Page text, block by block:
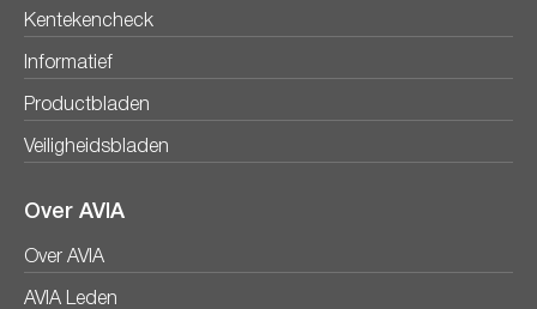
Kentekencheck
Informatief
Productbladen
Veiligheidsbladen
Over AVIA
Over AVIA
AVIA Leden